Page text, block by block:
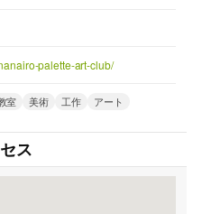
palette-art-club/
室 美術 工作 アート
ス